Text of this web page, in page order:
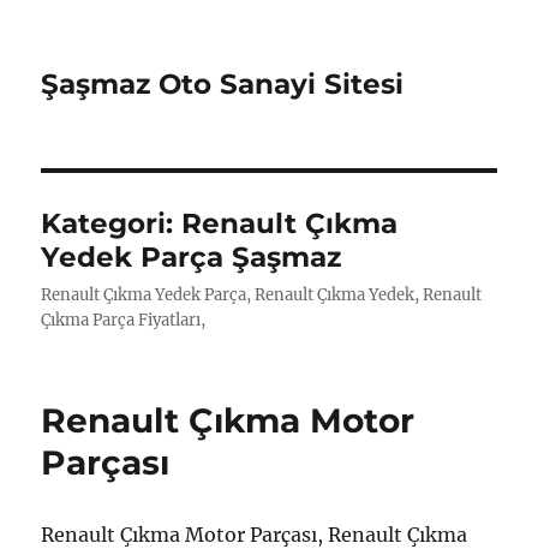
Şaşmaz Oto Sanayi Sitesi
Kategori: Renault Çıkma
Yedek Parça Şaşmaz
Renault Çıkma Yedek Parça, Renault Çıkma Yedek, Renault
Çıkma Parça Fiyatları,
Renault Çıkma Motor
Parçası
Renault Çıkma Motor Parçası, Renault Çıkma